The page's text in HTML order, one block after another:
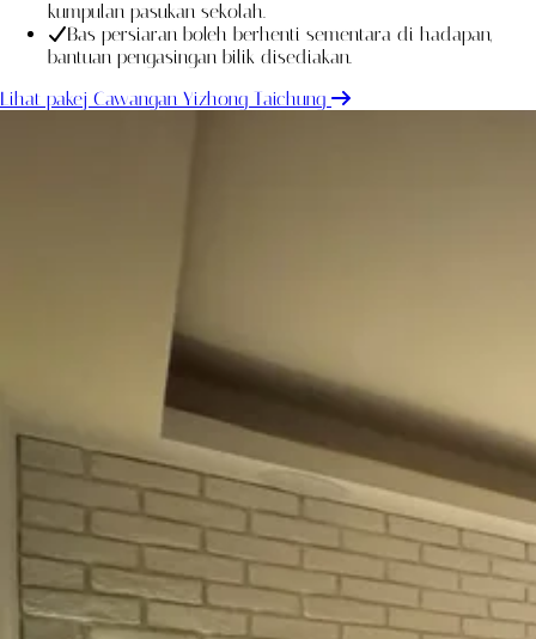
kumpulan pasukan sekolah.
Bas persiaran boleh berhenti sementara di hadapan,
bantuan pengasingan bilik disediakan.
Lihat pakej Cawangan Yizhong Taichung